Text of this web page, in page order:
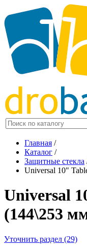
Главная /
Каталог /
Защитные стекла
Universal 10"
Universal
(144\253
Уточнить раздел (29)